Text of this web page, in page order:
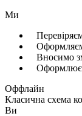
Ми
Вносимо
Оффлайн
Класична схема
Ви